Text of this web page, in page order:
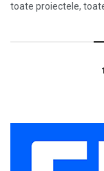
toate proiectele,
1